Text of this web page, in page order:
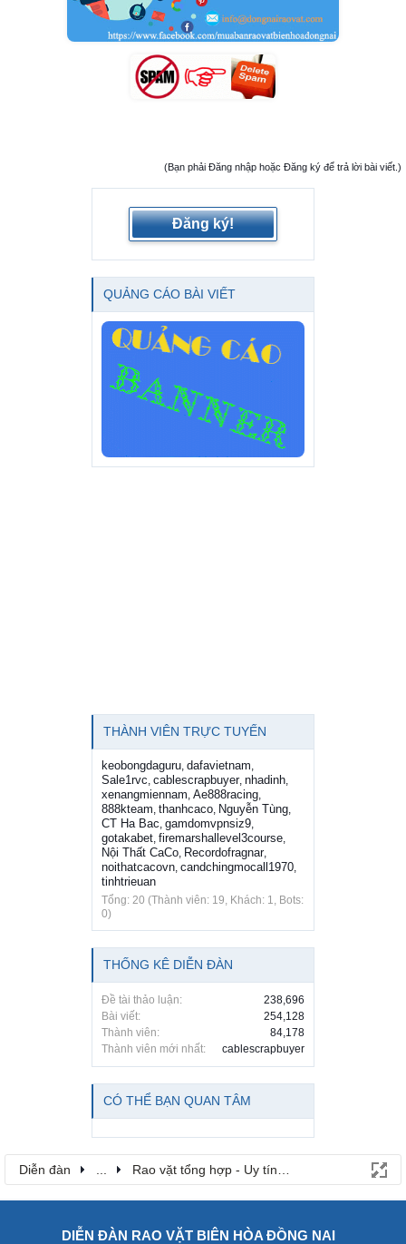
(Bạn phải Đăng nhập hoặc Đăng ký để trả lời bài viết.)
Đăng ký!
QUẢNG CÁO BÀI VIẾT
THÀNH VIÊN TRỰC TUYẾN
keobongdaguru dafavietnam
Sale1rvc cablescrapbuyer, nhadinh
xenangmiennam Ae888racing
888kteam thanhcaco Nguyễn Tùng
CT Ha Bac gamdomvpnsiz9
gotakabet firemarshallevel3course
Nội Thất CaCo Recordofragnar,
noithatcacovn candchingmocall1970
tinhtrieuan
Tổng: 20 (Thành viên: 19, Khách: 1, Bots:
0)
THỐNG KÊ DIỄN ĐÀN
Đề tài thảo luận:
238,696
Bài viết:
254,128
Thành viên:
84,178
Thành viên mới nhất:
cablescrapbuyer
CÓ THỂ BẠN QUAN TÂM
Diễn đàn Rao vặt tổng hợp - Uy tín - Miễn phí
DIỄN ĐÀN RAO VẶT BIÊN HÒA ĐỒNG NAI